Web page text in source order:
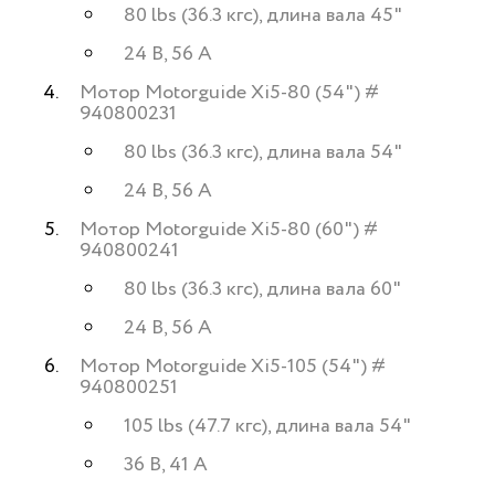
80 lbs (36.3 кгс), длина вала 45"
24 B, 56 A
Мотор Motorguide Xi5-80 (54") #
940800231
80 lbs (36.3 кгс), длина вала 54"
24 B, 56 A
Мотор Motorguide Xi5-80 (60") #
940800241
80 lbs (36.3 кгс), длина вала 60"
24 B, 56 A
Мотор Motorguide Xi5-105 (54") #
940800251
105 lbs (47.7 кгс), длина вала 54"
36 B, 41 A